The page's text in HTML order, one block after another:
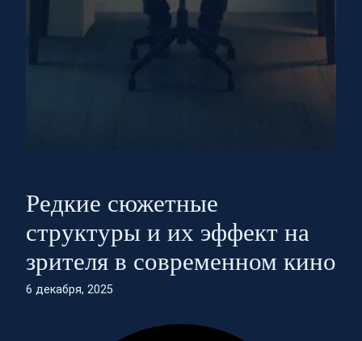
Редкие сюжетные
структуры и их эффект на
зрителя в современном кино
6 декабря, 2025